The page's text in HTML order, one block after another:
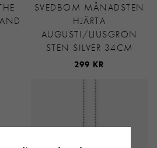
SVEDBOM MÅNADSTEN
HJÄRTA
AUGUSTI/LJUSGRÖN
STEN SILVER 34CM
299 KR